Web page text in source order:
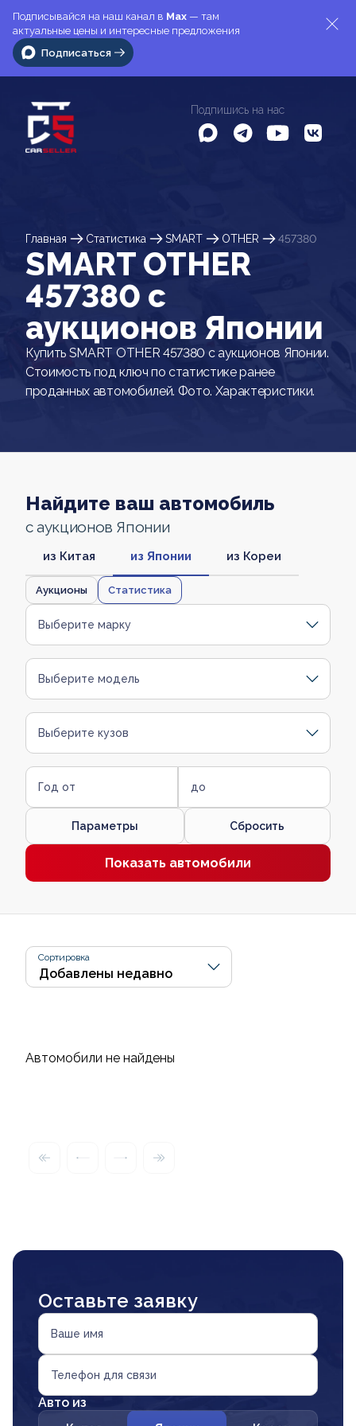
Подписывайся на наш канал в Max — там
актуальные цены и интересные предложения
Подписаться
Подпишись на нас
Главная Статистика SMART OTHER 457380
SMART OTHER
457380 c
аукционов Японии
Купить SMART OTHER 457380 с аукционов Японии.
Стоимость под ключ по статистике ранее
проданных автомобилей. Фото. Характеристики.
Найдите ваш автомобиль
с аукционов Японии
из Китая из Японии из Кореи
Аукционы Статистика
Выберите марку
Выберите модель
Выберите кузов
Год от до
Параметры Сбросить
Показать автомобили
Сортировка
Автомобили не найдены
Оставьте заявку
Ваше имя
Телефон для связи
Авто из